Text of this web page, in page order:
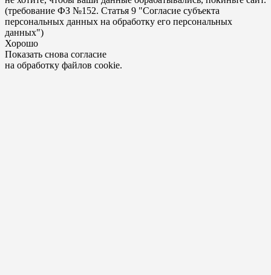
(требование ФЗ №152. Статья 9 "Согласие субъекта
персональных данных на обработку его персональных
данных")
Хорошо
Показать снова согласие
на обработку файлов cookie.